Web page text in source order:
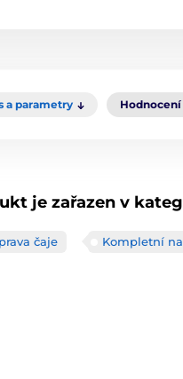
a parametry Hodnocení
je zařazen v
čaje Kompletní